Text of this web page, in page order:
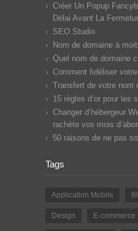
Créer Un Popup
Délai Avant La
SEO Studio
Nom de domaine à
Quel nom de domaine
Comment fidéliser
Transfert de votre nom
15 règles d’or pour les
Changer d’hébergeur
rachète vos mois
50 raisons de ne pas
Tags
Application Mobile
Design E-commerce